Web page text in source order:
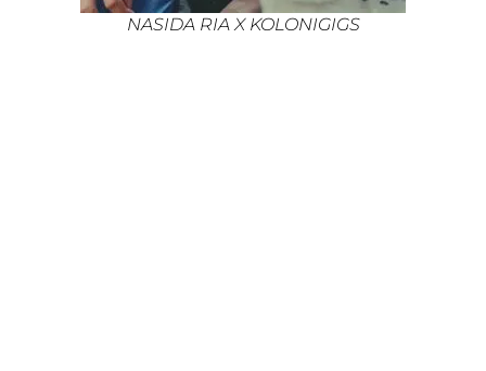
NASIDA RIA X KOLONIGIGS